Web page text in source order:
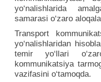
yo‘nalishlarida
samarasi o‘zaro
Transport
yo‘nalishlaridan
temir yo‘llari
kommunikatsiya
vazifasini o‘tamoqda.